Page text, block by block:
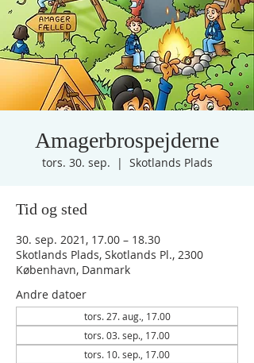
Amagerbrospejderne
tors. 30. sep.
  |
Skotlands Plads
Tid og sted
30. sep. 2021, 17.00 – 18.30
Skotlands Plads, Skotlands Pl., 2300
København, Danmark
Andre datoer
tors. 27. aug., 17.00
tors. 03. sep., 17.00
tors. 10. sep., 17.00